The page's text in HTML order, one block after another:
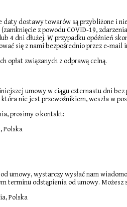
daty dostawy towarów są przybliżone i
z powodu COVID-19,
4 dni dłużej. W przypadku opóźnień
się z nami bezpośrednio przez e-mail
opłat związanych z odprawą celną.
umowy w ciągu czternastu dni
nie jest przewoźnikiem, weszła w
prosimy o kontakt:
Polska
umowy, wystarczy wysłać nam
terminu odstąpienia od umowy.
Polska